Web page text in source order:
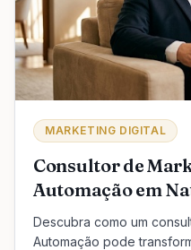
MARKETING DIGITAL
Consultor de
Automação em
Descubra como um
Automação pode